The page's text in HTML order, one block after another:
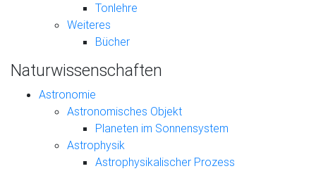
Tonlehre
Weiteres
Bücher
Naturwissenschaften
Astronomie
Astronomisches Objekt
Planeten im Sonnensystem
Astrophysik
Astrophysikalischer Prozess